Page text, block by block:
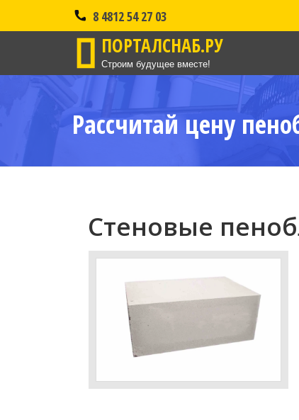
8 4812 54 27 03
ПОРТАЛСНАБ.РУ
Строим будущее вместе!
Рассчитай цену
Стеновые